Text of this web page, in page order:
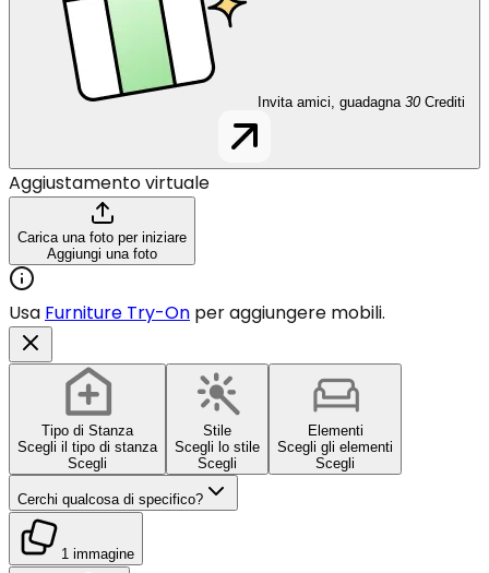
Invita amici, guadagna 30 Crediti
Aggiustamento virtuale
Carica una foto per iniziare
Aggiungi una foto
Usa Furniture Try-On per aggiungere mobili.
Tipo di Stanza
Scegli il tipo di stanza
Scegli
Stile
Scegli lo stile
Scegli
Elementi
Scegli gli elementi
Scegli
Cerchi qualcosa di specifico?
1 immagine